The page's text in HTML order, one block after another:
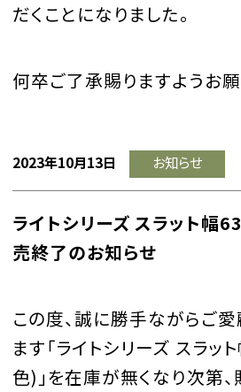
だくことになりました。
何卒ご了承賜りますようお願
2023年10月13日 お知らせ
ライトシリーズ スラット
売終了のお知らせ
この度、誠に勝手ながらご
ます「ライトシリーズ スラッ
色) 」を在庫が無くなり次第